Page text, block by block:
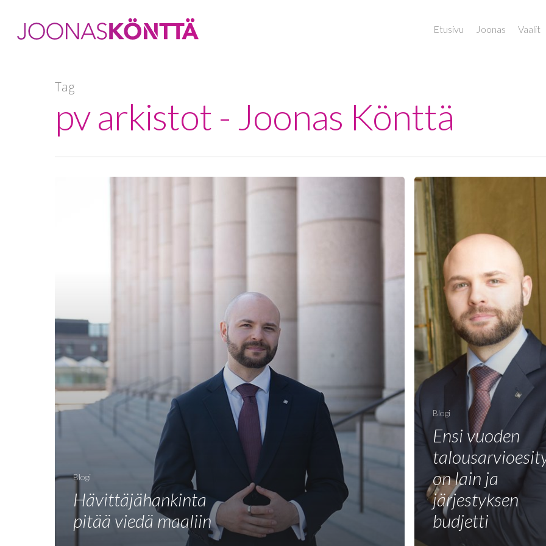
Etusivu Joonas Vaalit
Tag
pv arkistot - Joonas Könttä
Blogi
Hävittäjähankinta
pitää viedä maaliin
Blogi
Ensi vuoden
on lain ja
järjestyksen
budjetti